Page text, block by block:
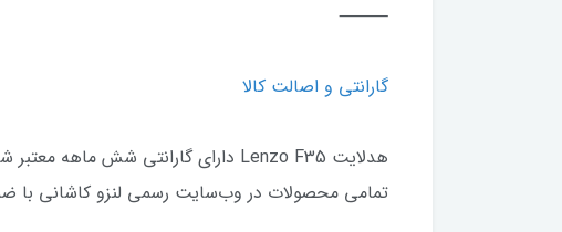
⸻
گارانتی و اصالت کالا
هدلایت Lenzo F35 دارای گارانتی شش ماهه معتبر شرکت لنزو است
تمامی محصولات در وب‌سایت رسمی لنزو کاشانی با